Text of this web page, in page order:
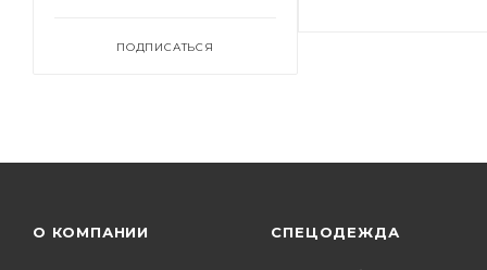
ПОДПИСАТЬСЯ
О КОМПАНИИ СПЕЦОДЕЖДА